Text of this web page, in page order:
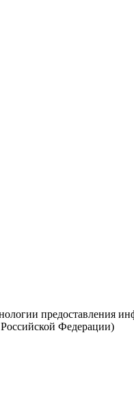
предоставления
Федерации)